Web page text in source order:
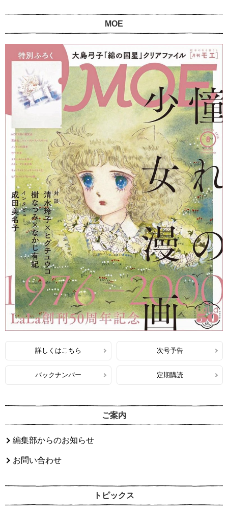
MOE
詳しくはこちら 次号予告
バックナンバー 定期購読
ご案内
編集部からのお知らせ
お問い合わせ
トピックス